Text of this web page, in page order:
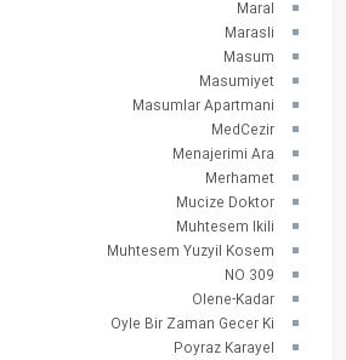
Maral
Marasli
Masum
Masumiyet
Masumlar Apartmani
MedCezir
Menajerimi Ara
Merhamet
Mucize Doktor
Muhtesem Ikili
Muhtesem Yuzyil Kosem
NO 309
Olene-Kadar
Oyle Bir Zaman Gecer Ki
Poyraz Karayel